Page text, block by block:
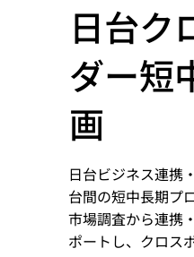
日台ク
ダー短
画
日台ビジネス連携
台間の短中長期プ
市場調査から連携
ポートし、クロス